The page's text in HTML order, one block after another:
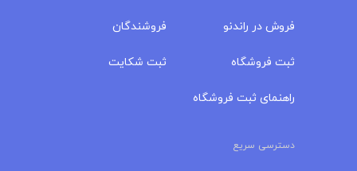
فروش در راندنو
ثبت فروشگاه
راهنمای ثبت فروشگاه
فروشندگان
ثبت شکایت
دسترسی سریع